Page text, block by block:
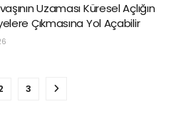
Uzaması Küresel Açlığın
Çıkmasına Yol Açabilir
3